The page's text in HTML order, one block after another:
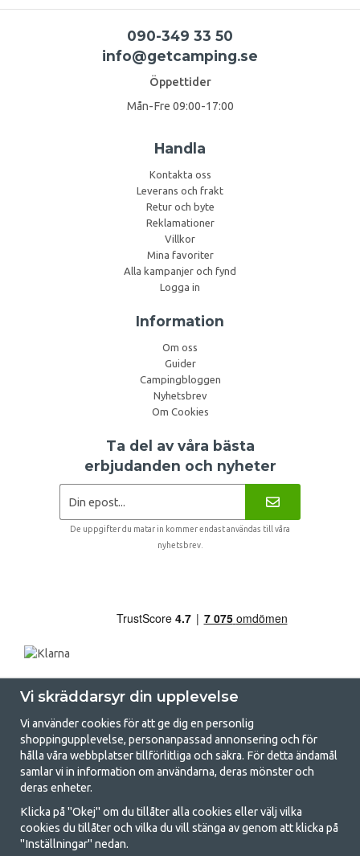
090-349 33 50
info@getcamping.se
Öppettider
Mån-Fre 09:00-17:00
Handla
Kontakta oss
Leverans och frakt
Retur och byte
Reklamationer
Villkor
Mina favoriter
Alla kampanjer och fynd
Logga in
Information
Om oss
Guider
Campingbloggen
Nyhetsbrev
Om Cookies
Ta del av våra bästa
erbjudanden och nyheter
De uppgifter du matar in kommer endast användas till våra
nyhetsbrev.
GetCamping.se - Din butik för camping
och uteliv
Att campa kan antingen vara en livsstil eller ett sätt att samla familjen
för ett gemensamt äventyr. Oavsett vilken kategori du tillhör hittar du
Vi skräddarsyr din upplevelse
Vi använder cookies för att ge dig en personlig
shoppingupplevelse, personanpassad annonsering och för
hålla våra webbplatser tillförlitliga och säkra. För detta ändamål
samlar vi in information om användarna, deras mönster och
deras enheter.
Klicka på "Okej" om du tillåter alla cookies eller välj vilka
cookies du tillåter och vilka du vill stänga av genom att klicka på
"Inställningar" nedan.